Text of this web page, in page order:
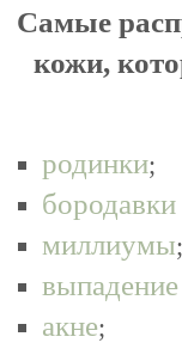
Самые
кожи,
родинки;
бородавки
миллиумы;
акне;